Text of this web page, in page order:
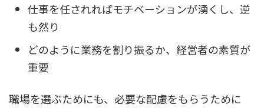
仕事を任されればモチベーションが湧くし、逆
も然り
どのように業務を割り振るか、経営者の素質が
重要
職場を選ぶためにも、必要な配慮をもらうために